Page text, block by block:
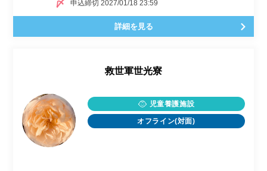
申込締切 2027/01/18 23:59
詳細を見る
救世軍世光寮
児童養護施設
オフライン(対面)